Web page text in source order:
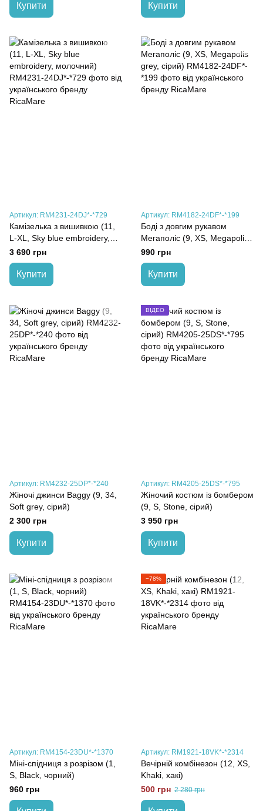
Купити Купити
Артикул: RM4231-24DJ*-*729
Камізелька з вишивкою (11,
L-XL, Sky blue embroidery,
молочний)
3 690 грн
Купити
Артикул: RM4182-24DF*-*199
Боді з довгим рукавом
Мегаполіс (9, XS, Megapolis
grey, сірий)
990 грн
Купити
Артикул: RM4232-25DP*-*240
Жіночі джинси Baggy (9, 34,
Soft grey, сірий)
2 300 грн
Купити
ВІДЕО
Артикул: RM4205-25DS*-*795
Жіночий костюм із бомбером
(9, S, Stone, сірий)
3 950 грн
Купити
Артикул: RM4154-23DU*-*1370
Міні-спідниця з розрізом (1,
S, Black, чорний)
960 грн
−78%
Артикул: RM1921-18VK*-*2314
Вечірній комбінезон (12, XS,
Khaki, хакі)
500 грн 2 280 грн